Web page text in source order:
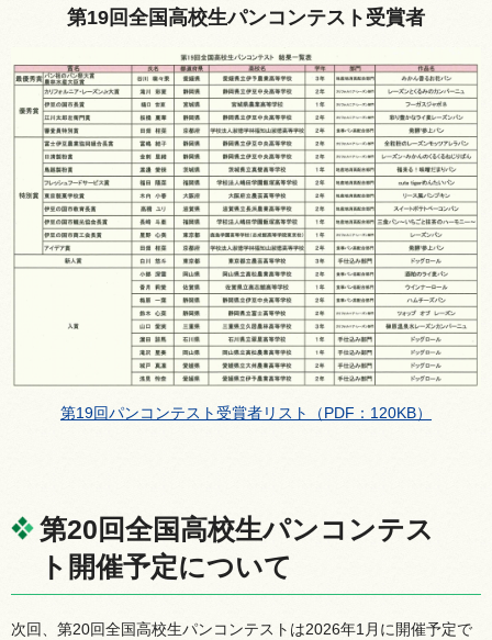
第19回全国高校生パンコンテスト受賞者
第19回パンコンテスト受賞者リスト（PDF：120KB）
第20回全国高校生パンコンテス
ト開催予定について
次回、第20回全国高校生パンコンテストは2026年1月に開催予定で